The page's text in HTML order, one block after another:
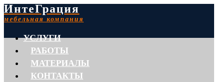
ИнтеГрация
мебельная компания
УСЛУГИ
РАБОТЫ
МАТЕРИАЛЫ
КОНТАКТЫ